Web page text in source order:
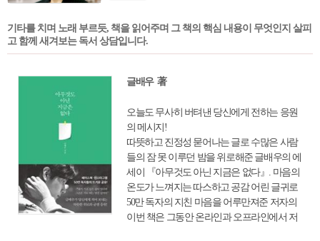
로 자기 자신의 이야기라 느낄 만한 내용으로
가득 차 있다.
기타를 치며 노래 부르듯, 책을 읽어주며 그 책의 핵심 내용이 무엇인지 살피
고 함께 새겨보는 독서 상담입니다.
글배우 著
오늘도 무사히 버텨낸 당신에게 전하는 응원
의 메시지!
따뜻하고 진정성 묻어나는 글로 수많은 사람
들의 잠 못 이루던 밤을 위로해준 글배우의 에
세이 『아무것도 아닌 지금은 없다』. 마음의
온도가 느껴지는 따스하고 공감 어린 글귀로
50만 독자의 지친 마음을 어루만져준 저자의
이번 책은 그동안 온라인과 오프라인에서 저